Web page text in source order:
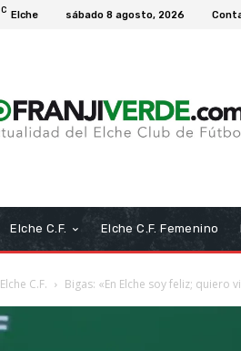
C Elche sábado 8 agosto, 2026
Elche C.F. Elche C.F. Femenino
Elche C.F. Bigas: «En Elche soy feliz; quiero